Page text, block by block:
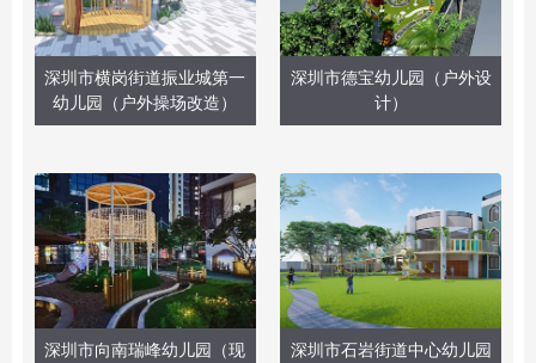
深圳市横岗街道振业城第一
幼儿园（户外操场改造）
深圳市德宝幼儿园（户外设
计）
深圳市向南瑞峰幼儿园（现
深圳市石岩街道中心幼儿园